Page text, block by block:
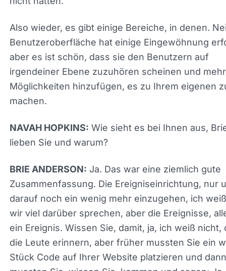
nicht hatten.
Also wieder, es gibt einige Bereiche, in denen.
Benutzeroberfläche hat einige Eingewöhnung
erfordert, aber es ist schön, dass sie den
auf irgendeiner Ebene zuzuhören scheinen und
Möglichkeiten hinzufügen, es zu Ihrem eigenen
machen.
NAVAH HOPKINS:
Wie sieht es bei Ihnen aus,
Ja. Das war eine ziemlich gute
Zusammenfassung. Die Ereigniseinrichtung, nur
darauf noch ein wenig mehr einzugehen, ich
wir viel darüber sprechen, aber die Ereignisse,
ein Ereignis. Wissen Sie, damit, ja, ich weiß nicht,
sich die Leute erinnern, aber früher mussten Sie
weiteres Stück Code auf Ihrer Website platzieren